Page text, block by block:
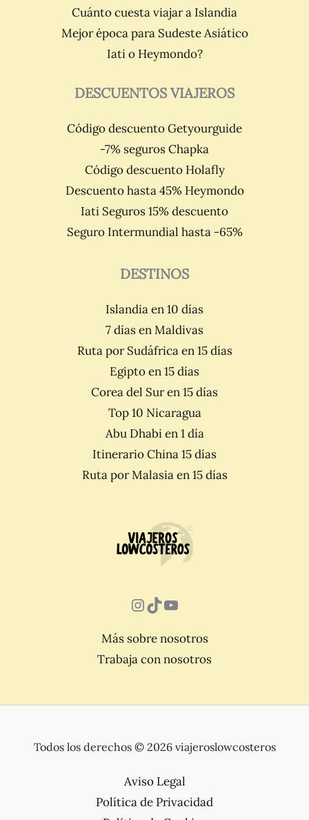
Cuánto cuesta viajar a Islandia
Mejor época para Sudeste Asiático
Iati o Heymondo?
DESCUENTOS VIAJEROS
Código descuento Getyourguide
-7% seguros Chapka
Código descuento Holafly
Descuento hasta 45% Heymondo
Iati Seguros 15% descuento
Seguro Intermundial hasta -65%
DESTINOS
Islandia en 10 días
7 días en Maldivas
Ruta por Sudáfrica en 15 días
Egipto en 15 días
Corea del Sur en 15 días
Top 10 Nicaragua
Abu Dhabi en 1 día
Itinerario China 15 días
Ruta por Malasia en 15 días
Instagram
TikTok
YouTube
Más sobre nosotros
Trabaja con nosotros
Todos los derechos © 2026 viajeroslowcosteros
Aviso Legal
Política de Privacidad